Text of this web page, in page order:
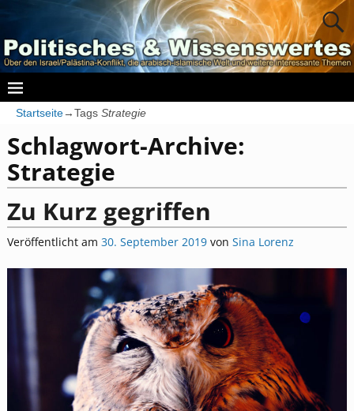
Startseite→Tags Strategie
Schlagwort-Archive:
Strategie
Zu Kurz gegriffen
Veröffentlicht am 30. September 2019 von Sina Lorenz